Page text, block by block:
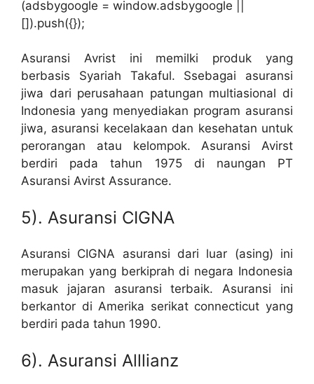
(adsbygoogle = window.adsbygoogle ||
[]).push({});
Asuransi Avrist ini memilki produk yang
berbasis Syariah Takaful. Ssebagai asuransi
jiwa dari perusahaan patungan multiasional di
Indonesia yang menyediakan program asuransi
jiwa, asuransi kecelakaan dan kesehatan untuk
perorangan atau kelompok. Asuransi Avirst
berdiri pada tahun 1975 di naungan PT
Asuransi Avirst Assurance.
5). Asuransi CIGNA
Asuransi CIGNA asuransi dari luar (asing) ini
merupakan yang berkiprah di negara Indonesia
masuk jajaran asuransi terbaik. Asuransi ini
berkantor di Amerika serikat connecticut yang
berdiri pada tahun 1990.
6). Asuransi Alllianz